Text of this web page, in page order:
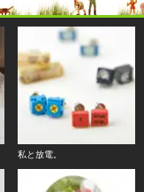
私と放電。